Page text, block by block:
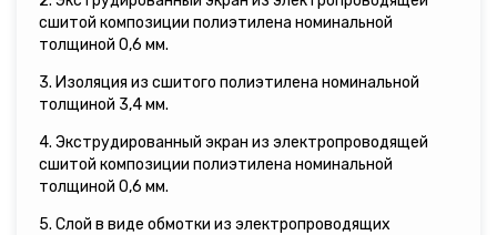
сшитой композиции полиэтилена номинальной
толщиной 0,6 мм.
3. Изоляция из сшитого полиэтилена номинальной
толщиной 3,4 мм.
4. Экструдированный экран из электропроводящей
сшитой композиции полиэтилена номинальной
толщиной 0,6 мм.
5. Слой в виде обмотки из электропроводящих